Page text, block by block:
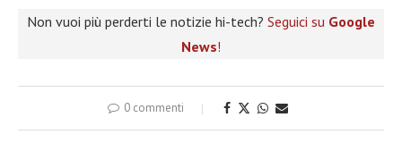
Non vuoi più perderti le notizie hi-tech? Seguici su Google
News!
0 commenti